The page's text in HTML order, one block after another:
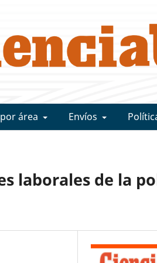
área Envíos
laborales de la